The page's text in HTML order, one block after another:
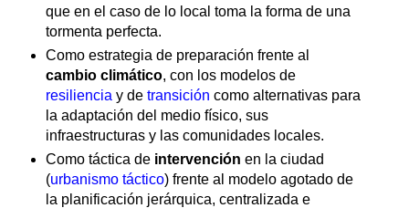
que en el caso de lo local toma la forma de una
tormenta perfecta.
Como estrategia de preparación frente al
cambio climático, con los modelos de
resiliencia y de transición como alternativas para
la adaptación del medio físico, sus
infraestructuras y las comunidades locales.
Como táctica de intervención en la ciudad
(urbanismo táctico) frente al modelo agotado de
la planificación jerárquica, centralizada e